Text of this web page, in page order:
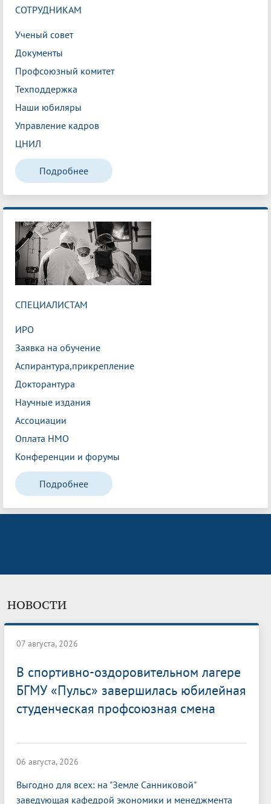
СОТРУДНИКАМ
Ученый совет
Документы
Профсоюзный комитет
Техподдержка
Наши юбиляры
Управление кадров
ЦНИЛ
Подробнее
СПЕЦИАЛИСТАМ
ИРО
Заявка на обучение
Аспирантура,прикрепление
Докторантура
Научные издания
Ассоциации
Оплата НМО
Конференции и форумы
Подробнее
НОВОСТИ
07 августа, 2026
В спортивно-оздоровительном лагере
БГМУ «Пульс» завершилась юбилейная
студенческая профсоюзная смена
06 августа, 2026
Выгодно для всех: на "Земле Санниковой"
заведующая кафедрой экономики и менеджмента